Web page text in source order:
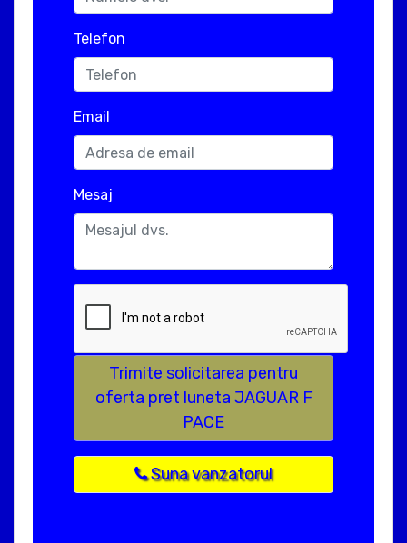
Telefon
Email
Mesaj
Trimite solicitarea pentru
oferta pret luneta JAGUAR F
PACE
Suna vanzatorul